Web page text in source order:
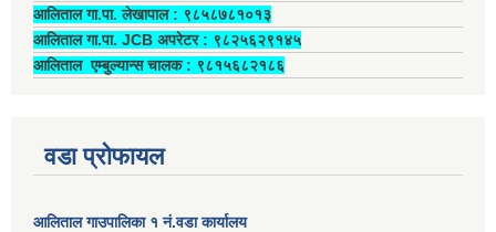
आलिताल गा.पा. लेखापाल ‍: ९८५८७८१०१३
आलिताल गा.पा. JCB अपरेटर ‍: ९८२५६२९१४५
आलिताल एम्बुल्यान्स चालक ‍: ९८१५६८२१८६
वडा प्रोफायल
आलिताल गाउपालिका १ नं.वडा कार्यालय